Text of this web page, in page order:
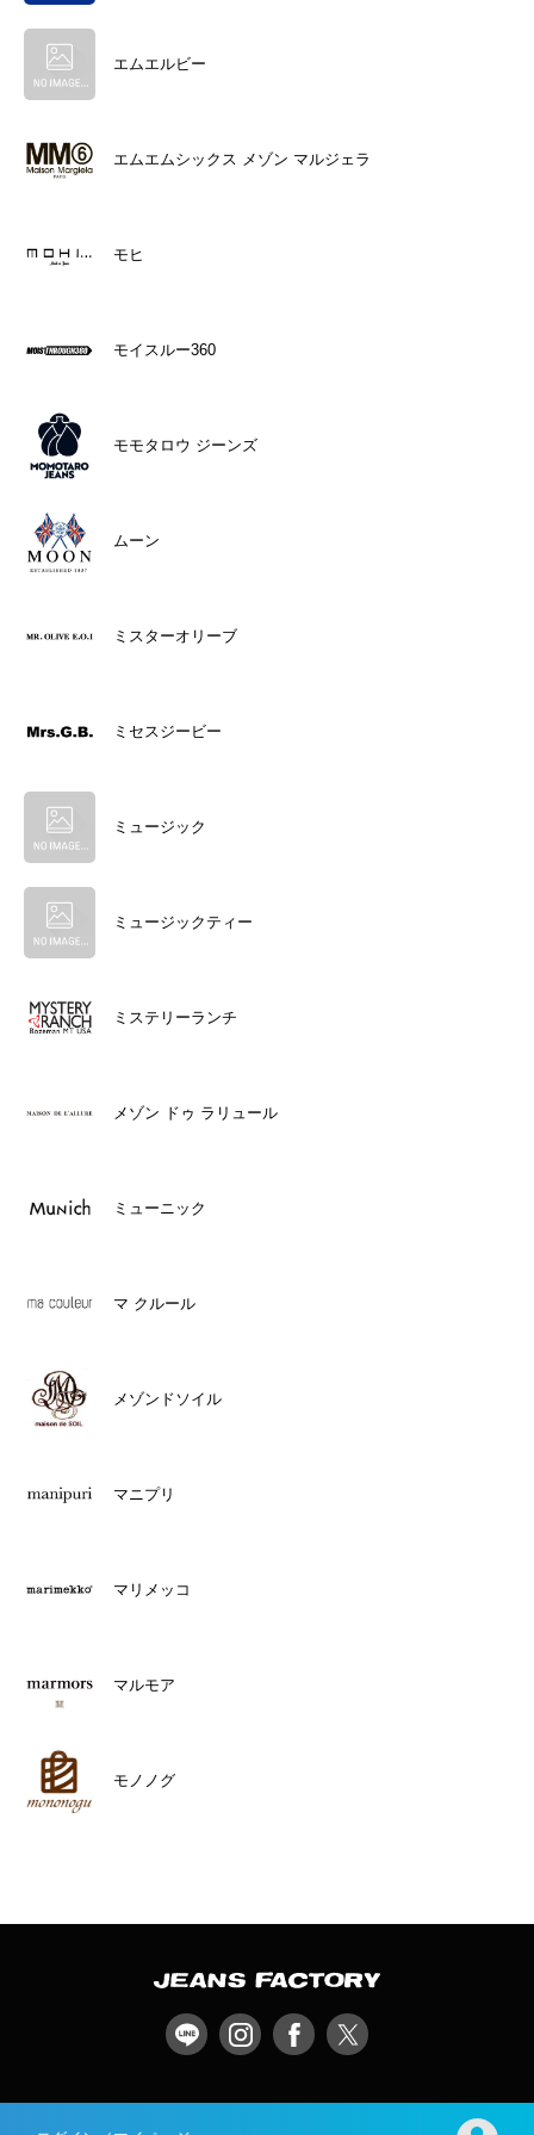
エムエルビー
エムエムシックス メゾン マルジェラ
モヒ
モイスルー360
モモタロウ ジーンズ
ムーン
ミスターオリーブ
ミセスジービー
ミュージック
ミュージックティー
ミステリーランチ
メゾン ドゥ ラリュール
ミューニック
マ クルール
メゾンドソイル
マニプリ
マリメッコ
マルモア
モノノグ